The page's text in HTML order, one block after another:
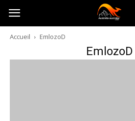
Australia-
australie.com
Accueil EmlozoD
EmlozoD